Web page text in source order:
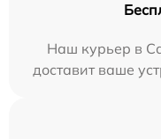
Наш курьер в
доставит ваше